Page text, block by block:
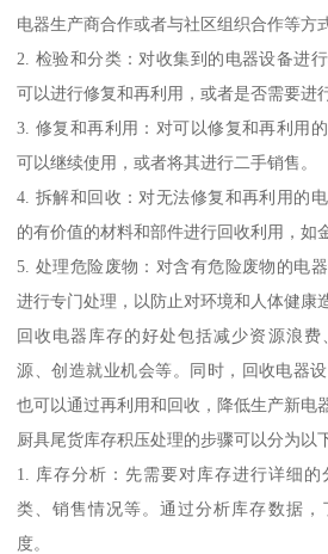
电器生产商合作或者与社区组织合作等方
2. 检验和分类：对收集到的电器设备进
可以进行修复和再利用，或者是否需要进
3. 修复和再利用：对可以修复和再利用
可以继续使用，或者将其进行二手销售。
4. 拆解和回收：对无法修复和再利用的
的有价值的材料和部件进行回收利用，如
5. 处理危险废物：对含有危险废物的电
进行专门处理，以防止对环境和人体健康
回收电器库存的好处包括减少资源浪
源、创造就业机会等。同时，回收电器
也可以通过再利用和回收，降低生产新电
厨具尾货库存积压处理的步骤可以分为以
1. 库存分析：先需要对库存进行详细
类、销售情况等。通过分析库存数据，
度。